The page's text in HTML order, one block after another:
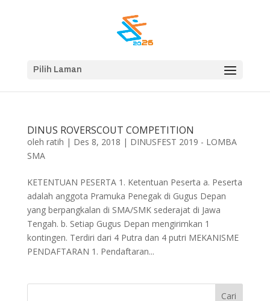
Pilih Laman
DINUS ROVERSCOUT COMPETITION
oleh ratih | Des 8, 2018 | DINUSFEST 2019 - LOMBA
SMA
KETENTUAN PESERTA 1. Ketentuan Peserta a. Peserta
adalah anggota Pramuka Penegak di Gugus Depan
yang berpangkalan di SMA/SMK sederajat di Jawa
Tengah. b. Setiap Gugus Depan mengirimkan 1
kontingen. Terdiri dari 4 Putra dan 4 putri MEKANISME
PENDAFTARAN 1. Pendaftaran...